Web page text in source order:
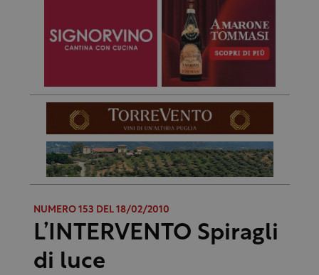
NUMERO 153 DEL 18/02/2010
L’INTERVENTO Spiragli
di luce